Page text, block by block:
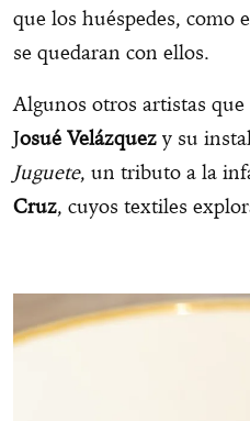
que los huéspedes, como
se quedaran con ellos.
Algunos otros artistas que
Josué Velázquez y su
Juguete, un tributo a la
Cruz, cuyos textiles